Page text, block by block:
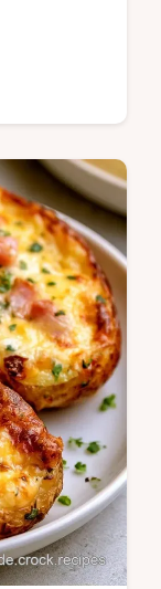
diesen
In 35 Min
die